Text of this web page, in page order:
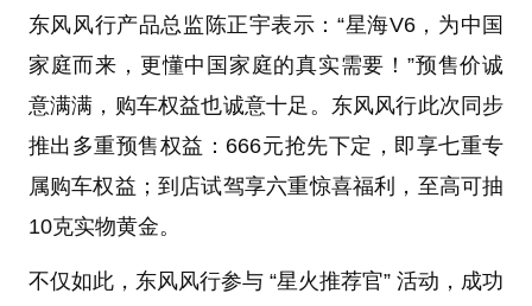
东风风行产品总监陈正宇表示：“星海V6，为中国
家庭而来，更懂中国家庭的真实需要！”预售价诚
意满满，购车权益也诚意十足。东风风行此次同步
推出多重预售权益：666元抢先下定，即享七重专
属购车权益；到店试驾享六重惊喜福利，至高可抽
10克实物黄金。
不仅如此，东风风行参与 “星火推荐官” 活动，成功